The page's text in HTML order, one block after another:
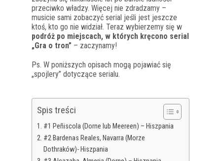
przeciwko władzy. Więcej nie zdradzamy –
musicie sami zobaczyć serial jeśli jest jeszcze
ktoś, kto go nie widział. Teraz wybierzemy się w
podróż po miejscach, w których kręcono serial
„Gra o tron” – zaczynamy!
Ps. W poniższych opisach mogą pojawiać się
„spojlery” dotyczące serialu.
Spis treści
#1 Peñiscola (Dorne lub Meereen) – Hiszpania
#2 Bardenas Reales, Navarra (Morze
Dothraków)- Hiszpania